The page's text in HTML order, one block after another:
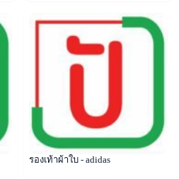
Popular
รองเท้าผ้าใบ - adidas